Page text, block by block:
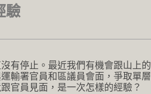
驗
有停止。最近我們有機會跟山上的
輸署官員和區議員會面，爭取單層
官員見面，是一次怎樣的經驗？